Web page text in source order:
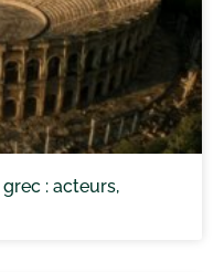
: acteurs,